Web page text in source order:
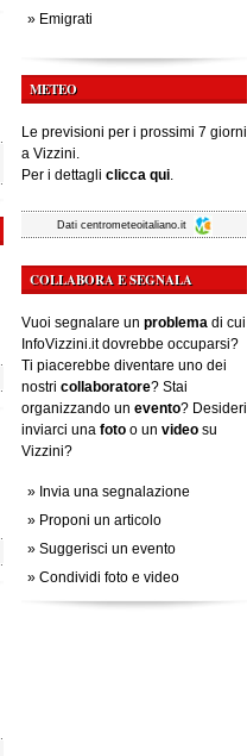
» Emigrati
METEO
Le previsioni per i prossimi 7 giorni
a Vizzini.
Per i dettagli clicca qui.
Dati centrometeoitaliano.it
COLLABORA E SEGNALA
Vuoi segnalare un problema di cui
InfoVizzini.it dovrebbe occuparsi?
Ti piacerebbe diventare uno dei
nostri collaboratore? Stai
organizzando un evento? Desideri
inviarci una foto o un video su
Vizzini?
» Invia una segnalazione
» Proponi un articolo
» Suggerisci un evento
» Condividi foto e video